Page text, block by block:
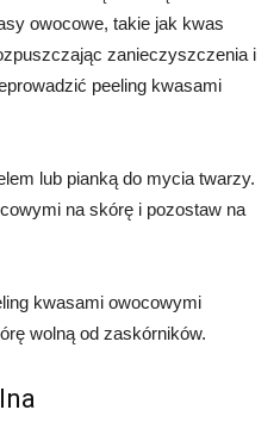
owocowe, takie jak kwas
zanieczyszczenia i
peeling kwasami
lub pianką do mycia twarzy.
na skórę i pozostaw na
kwasami owocowymi
wolną od zaskórników.